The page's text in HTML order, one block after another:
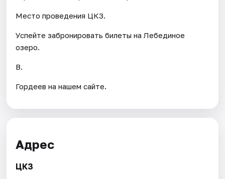
Место проведения ЦКЗ.
Успейте забронировать билеты на Лебединое
озеро.
В.
Гордеев на нашем сайте.
Адрес
ЦКЗ